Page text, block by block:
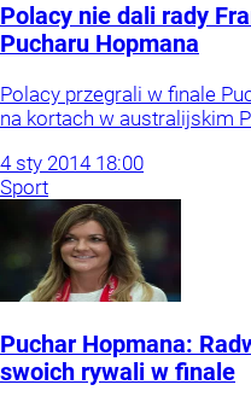
Polacy nie dali rady
Pucharu Hopmana
Polacy przegrali w finale
na kortach w australijskim
4 sty 2014 18:00
Sport
Puchar Hopmana:
swoich rywali w finale